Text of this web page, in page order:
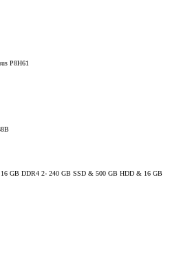
P8H61
GB DDR4 2- 240 GB SSD & 500 GB HDD & 16 GB